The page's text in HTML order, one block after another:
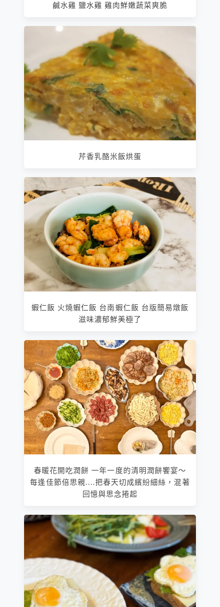
鹹水雞 鹽水雞 雞肉鮮嫩蔬菜爽脆
芹香乳酪米飯烘蛋
蝦仁飯 火燒蝦仁飯 台南蝦仁飯 台版簡易燉飯
滋味濃郁鮮美極了
春暖花開吃潤餅 一年一度的清明潤餅饗宴～
每逢佳節倍思親....把春天切成繽紛細絲，混著
回憶與思念捲起